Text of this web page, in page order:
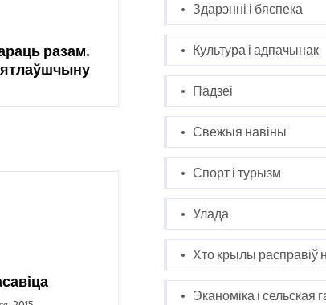
разам.
Здарэнні і бяспека
Культура і адпачынак
Падзеі
Свежыя навіны
Спорт і турызм
Улада
Хто крылы расправіў
Эканоміка і сельская